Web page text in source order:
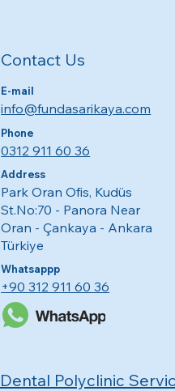
Contact Us
E-mail
info@fundasarikaya.com
Phone
0312 911 60 36
Address
Park Oran Ofis, Kudüs
St.No:70 - Panora Near
Oran - Çankaya - Ankara
Türkiye
Whatsappp
+90 312 911 60 36
Dental Polyclinic